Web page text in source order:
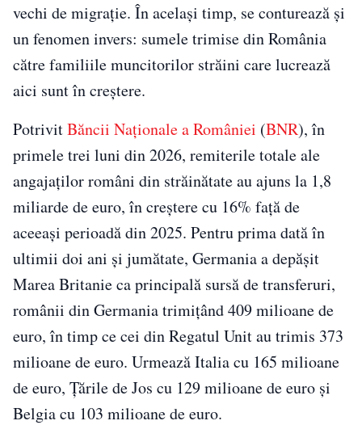
vechi de migrație. În același timp, se conturează și
un fenomen invers: sumele trimise din România
către familiile muncitorilor străini care lucrează
aici sunt în creștere.
PotrivitBăncii Naționale a României (BNR), în
primele trei luni din 2026, remiterile totale ale
angajaților români din străinătate au ajuns la 1,8
miliarde de euro, în creștere cu 16% față de
aceeași perioadă din 2025. Pentru prima dată în
ultimii doi ani și jumătate, Germania a depășit
Marea Britanie ca principală sursă de transferuri,
românii din Germania trimițând 409 milioane de
euro, în timp ce cei din Regatul Unit au trimis 373
milioane de euro. Urmează Italia cu 165 milioane
de euro, Țările de Jos cu 129 milioane de euro și
Belgia cu 103 milioane de euro.